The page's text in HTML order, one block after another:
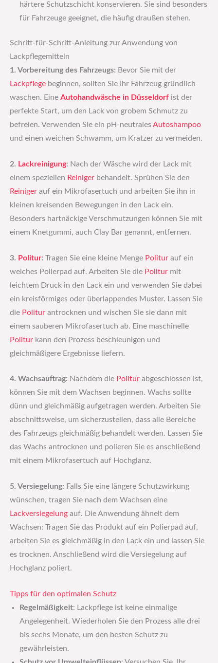
härtere Schutzschicht konservieren. Sie sind besonders
für Fahrzeuge geeignet, die häufig draußen stehen.
Schritt-für-Schritt-Anleitung zur Anwendung von
Lackpflegemitteln
1. Vorbereitung des Fahrzeugs: Bevor Sie mit der
Lackpflege beginnen, sollten Sie Ihr Fahrzeug gründlich
waschen. Eine Autohandwäsche in Düsseldorf ist der
perfekte Start, um den Lack von grobem Schmutz zu
befreien. Verwenden Sie ein pH-neutrales Autoshampoo
und einen weichen Schwamm, um Kratzer zu vermeiden.
2. Lackreinigung: Nach der Wäsche wird der Lack mit
einem speziellen Reiniger behandelt. Sprühen Sie den
Reiniger auf ein Mikrofasertuch und arbeiten Sie ihn in
kleinen kreisenden Bewegungen in den Lack ein.
Besonders hartnäckige Verschmutzungen können Sie mit
einem Knetgummi, auch Clay Bar genannt, entfernen.
3. Politur: Tragen Sie eine kleine Menge Politur auf ein
weiches Polierpad auf. Arbeiten Sie die Politur mit
leichtem Druck in den Lack ein und verwenden Sie dabei
ein kreisförmiges oder überlappendes Muster. Lassen Sie
die Politur antrocknen und wischen Sie sie dann mit
einem sauberen Mikrofasertuch ab. Eine maschinelle
Politur kann den Prozess beschleunigen und
gleichmäßigere Ergebnisse liefern.
4. Wachsauftrag: Nachdem die Politur abgeschlossen ist,
können Sie mit dem Wachsen beginnen. Wachs sollte
dünn und gleichmäßig aufgetragen werden. Arbeiten Sie
abschnittsweise, um sicherzustellen, dass alle Bereiche
des Fahrzeugs gleichmäßig behandelt werden. Lassen Sie
das Wachs antrocknen und polieren Sie es anschließend
mit einem Mikrofasertuch auf Hochglanz.
5. Versiegelung: Falls Sie eine längere Schutzwirkung
wünschen, tragen Sie nach dem Wachsen eine
Lackversiegelung auf. Die Anwendung ähnelt dem
Wachsen: Tragen Sie das Produkt auf ein Polierpad auf,
arbeiten Sie es gleichmäßig in den Lack ein und lassen Sie
es trocknen. Anschließend wird die Versiegelung auf
Hochglanz poliert.
Tipps für den optimalen Schutz
Regelmäßigkeit: Lackpflege ist keine einmalige
Angelegenheit. Wiederholen Sie den Prozess alle drei
bis sechs Monate, um den besten Schutz zu
gewährleisten.